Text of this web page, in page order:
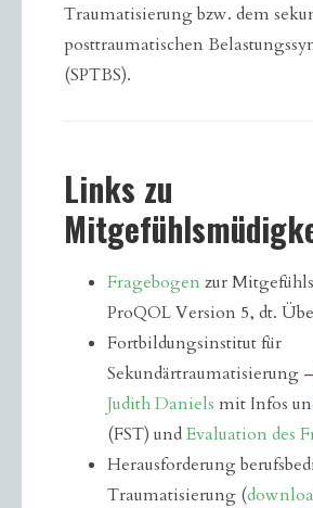
Traumatisierung bzw. dem
posttraumatischen
(SPTBS).
Links zu
Fragebogen zur
ProQOL Version 5, dt.
Fortbildungsinstitut für
Sekundärtraumatisierung –
Judith Daniels mit Infos
(FST) undEvaluation des
Herausforderung
Traumatisierung (